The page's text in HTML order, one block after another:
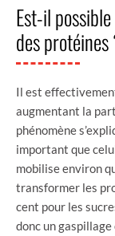
Est-il
des protéines
Il est
augmentant la
phénomène
important que
mobilise environ
transformer les
cent pour les
donc un